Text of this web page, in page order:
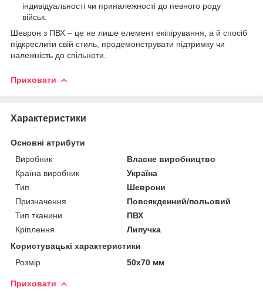
індивідуальності чи приналежності до певного роду
військ.
Шеврон з ПВХ – це не лише елемент екіпірування, а й спосіб
підкреслити свій стиль, продемонструвати підтримку чи
належність до спільноти.
Приховати
Характеристики
Основні атрибути
Виробник
Власне виробництво
Країна виробник
Україна
Тип
Шеврони
Призначення
Повсякденний/польовий
Тип тканини
ПВХ
Кріплення
Липучка
Користувацькі характеристики
Розмір
50х70 мм
Приховати